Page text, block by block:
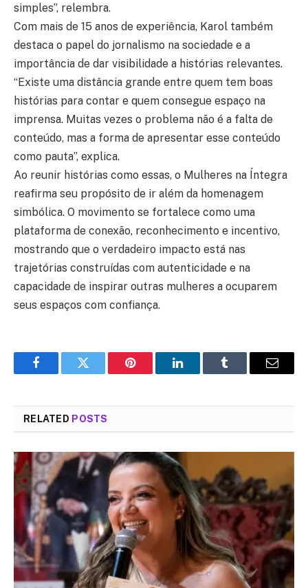
simples”, relembra.
Com mais de 15 anos de experiência, Karol também
destaca o papel do jornalismo na sociedade e a
importância de dar visibilidade a histórias relevantes.
“Existe uma distância grande entre quem tem boas
histórias para contar e quem consegue espaço na
imprensa. Muitas vezes o problema não é a falta de
conteúdo, mas a forma de apresentar esse conteúdo
como pauta”, explica.
Ao reunir histórias como essas, o Mulheres na Íntegra
reafirma seu propósito de ir além da homenagem
simbólica. O movimento se fortalece como uma
plataforma de conexão, reconhecimento e incentivo,
mostrando que o verdadeiro impacto está nas
trajetórias construídas com autenticidade e na
capacidade de inspirar outras mulheres a ocuparem
seus espaços com confiança.
FacebookTwitter Pinterest LinkedInTumblr Email
RELATED POSTS